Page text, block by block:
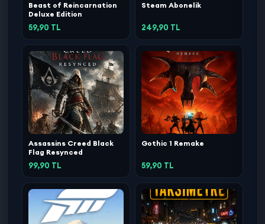
Beast of Reincarnation
Deluxe Edition
59,90 TL
Steam Abonelik
249,90 TL
Assassins Creed Black
Flag Resynced
99,90 TL
Gothic 1 Remake
59,90 TL